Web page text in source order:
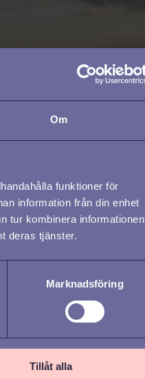
Om
funktioner för
information från din enhet
tur kombinera informationen
deras tjänster.
Marknadsföring
Tillåt alla
/ ENGAGERA /
/ INTRODUCERA /
/ UTVECKLA
dina HR-
ska spegla